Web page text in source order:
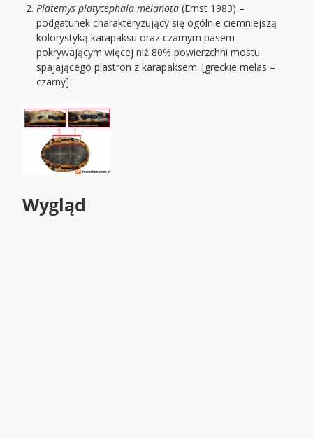
Platemys platycephala melanota (Ernst 1983) –
podgatunek charakteryzujący się ogólnie ciemniejszą
kolorystyką karapaksu oraz czarnym pasem
pokrywającym więcej niż 80% powierzchni mostu
spajającego plastron z karapaksem. [greckie melas –
czarny]
Wygląd